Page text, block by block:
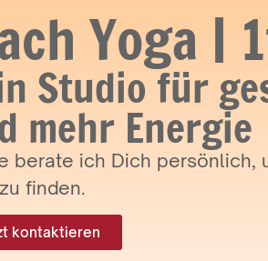
Yoga |
Studio für
mehr Energie
berate ich Dich persönlich,
finden.
kontaktieren